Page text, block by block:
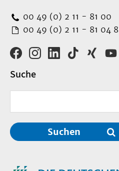
00 49 (0) 2 11 - 81 00
00 49 (0) 2 11 - 81 04
Suche
Suchen